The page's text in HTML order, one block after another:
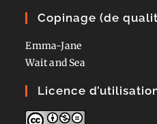
Copinage (de
Emma-Jane
Wait and Sea
Licence